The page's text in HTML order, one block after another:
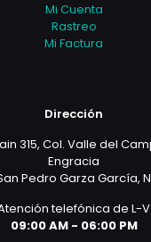
Mi Cuenta
Rastreo
Mi Factura
Dirección
315, Col. Valle del
Engracia
Pedro Garza García,
telefónica de L-V
09:00 AM - 06:00 PM